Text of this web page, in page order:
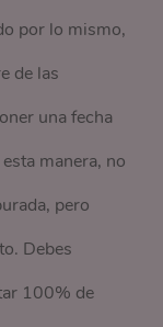
por lo mismo,
de las
una fecha
manera, no
pero
Debes
100% de